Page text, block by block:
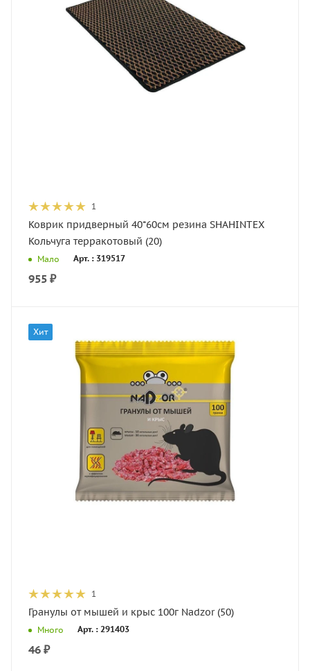
1
Коврик придверный 40*60см резина SHAHINTEX
Кольчуга терракотовый (20)
Мало Арт. : 319517
955 ₽
Хит
1
Гранулы от мышей и крыс 100г Nadzor (50)
Много Арт. : 291403
46 ₽